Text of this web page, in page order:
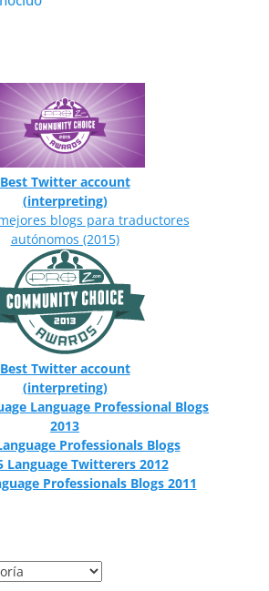
Best Twitter account
(interpreting)
Best Twitter account
(interpreting)
Language Professional Blogs
2013
Professionals Blogs
Language Twitterers 2012
Professionals Blogs 2011